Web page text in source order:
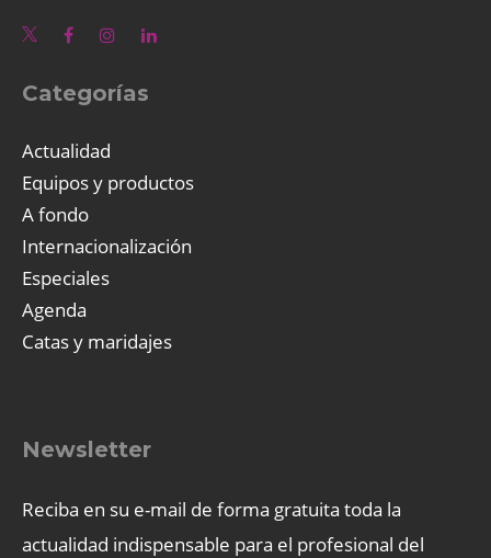
Categorías
Actualidad
Equipos y productos
A fondo
Internacionalización
Especiales
Agenda
Catas y maridajes
Newsletter
Reciba en su e-mail de forma gratuita toda la
actualidad indispensable para el profesional del